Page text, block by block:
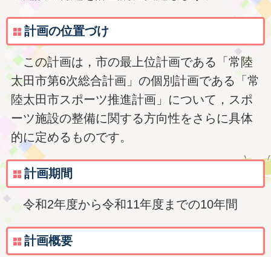
計画の位置づけ
この計画は，市の最上位計画である「常陸
太田市第6次総合計画」の個別計画である「常
陸太田市スポーツ推進計画」について，スポ
ーツ施設の整備に関する方向性をさらに具体
的に定めるものです。
計画期間
令和2年度から令和11年度までの10年間
計画概要